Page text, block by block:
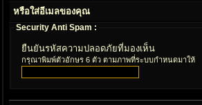
หรือใส่อีเมลของคุณ
Security Anti Spam :
ยืนยันรหัสความปลอดภัยที่มองเห็น
กรุณาพิมพ์ตัวอักษร 6 ตัว ตามภาพที่ระบบกำหนดมาให้